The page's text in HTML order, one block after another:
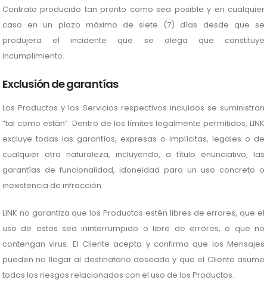
Contrato producido tan pronto como sea posible y en cualquier
caso en un plazo máximo de siete (7) días desde que se
produjera el incidente que se alega que constituye
incumplimiento.
Exclusión de garantías
Los Productos y los Servicios respectivos incluidos se suministran
“tal como están”. Dentro de los límites legalmente permitidos, LINK
excluye todas las garantías, expresas o implícitas, legales o de
cualquier otra naturaleza, incluyendo, a título enunciativo, las
garantías de funcionalidad, idoneidad para un uso concreto o
inexistencia de infracción.
LINK no garantiza que los Productos estén libres de errores, que el
uso de estos sea ininterrumpido o libre de errores, o que no
contengan virus. El Cliente acepta y confirma que los Mensajes
pueden no llegar al destinatario deseado y que el Cliente asume
todos los riesgos relacionados con el uso de los Productos.